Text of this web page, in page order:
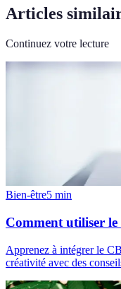
Articles
Continuez votre lecture
Bien-être5 min
Comment utiliser
Apprenez à intégrer le
créativité avec des